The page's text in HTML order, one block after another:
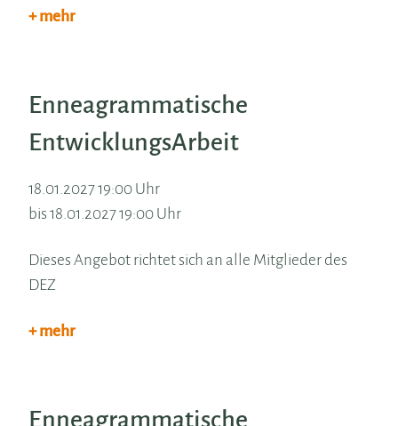
+ mehr
Enneagrammatische
EntwicklungsArbeit
18.01.2027 19:00 Uhr
bis 18.01.2027 19:00 Uhr
Dieses Angebot richtet sich an alle Mitglieder des
DEZ
+ mehr
Enneagrammatische